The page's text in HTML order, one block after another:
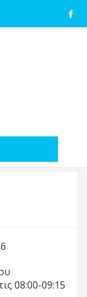
08:00-09:15